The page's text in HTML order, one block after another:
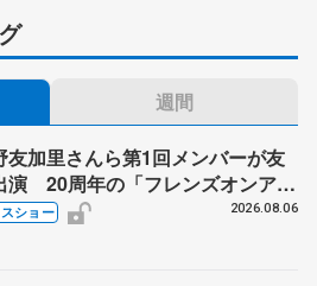
週間
友加里さんら第1回メンバーが友
演 20周年の「フレンズオンアイ
宮本賢二さん、有川梨絵さん、
ショー 2026.08.06